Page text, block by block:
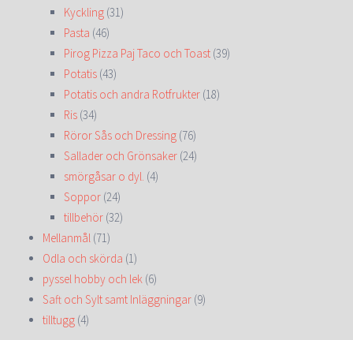
Kyckling (31)
Pasta (46)
Pirog Pizza Paj Taco och Toast (39)
Potatis (43)
Potatis och andra Rotfrukter (18)
Ris (34)
Röror Sås och Dressing (76)
Sallader och Grönsaker (24)
smörgåsar o dyl. (4)
Soppor (24)
tillbehör (32)
Mellanmål (71)
Odla och skörda (1)
pyssel hobby och lek (6)
Saft och Sylt samt Inläggningar (9)
tilltugg (4)